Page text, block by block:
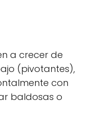
a crecer de
(pivotantes),
con
baldosas o